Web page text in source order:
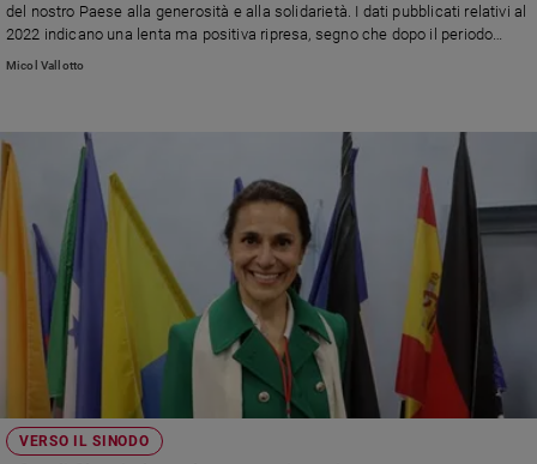
Riflessioni
Foto
Video
Podcast
Privacy
Policy
del nostro Paese alla generosità e alla solidarietà. I dati pubblicati relativi al
2022 indicano una lenta ma positiva ripresa, segno che dopo il periodo
pandemico l'Italia torna a sentirsi più altruista
Micol Vallotto
VERSO IL SINODO